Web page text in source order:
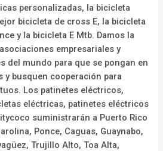
personalizadas, la bicicleta
bicicleta de cross E, la bicicleta
y la bicicleta E Mtb. Damos la
empresariales y
del mundo para que se pongan en
busquen cooperación para
Los patinetes eléctricos,
eléctricas, patinetes eléctricos
suministrarán a Puerto Rico
Ponce, Caguas, Guaynabo,
Trujillo Alto, Toa Alta,